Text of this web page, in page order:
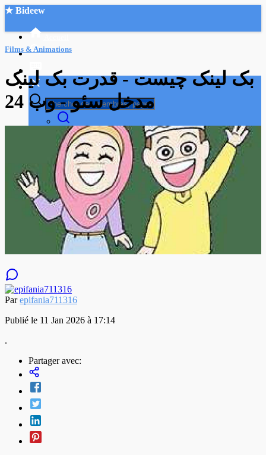
★ Bideew
Recherche Avancée
Mon compte
Connexion
Créer un compte
Mode nuit
Films & Animations
بک لینک چیست - قدرت بک لینک
مدخل سئو - وب 24
Parepifania711316
Publié le 11 Jan 2026 à 17:14
.
Partager avec: